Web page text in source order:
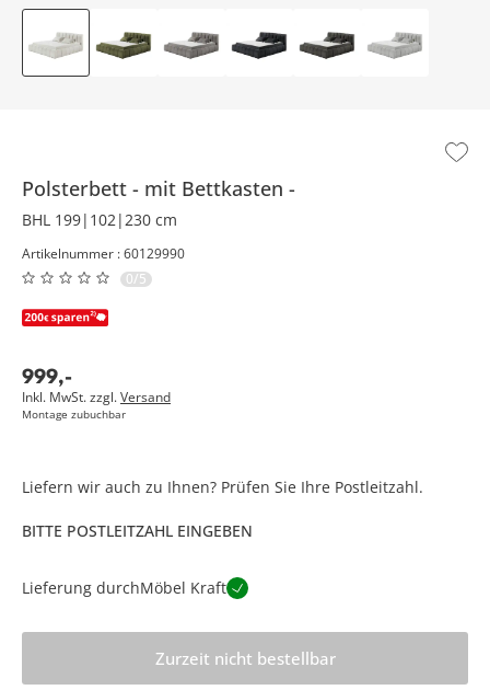
Polsterbett mit Bettkasten
BHL 199|102|230 cm
Artikelnummer : 60129990
0/5
999,-
Inkl. MwSt. zzgl.Versand
Montage zubuchbar
Liefern wir auch zu Ihnen? Prüfen Sie Ihre Postleitzahl.
BITTE POSTLEITZAHL EINGEBEN
Lieferung durchMöbel Kraft
Zurzeit nicht bestellbar